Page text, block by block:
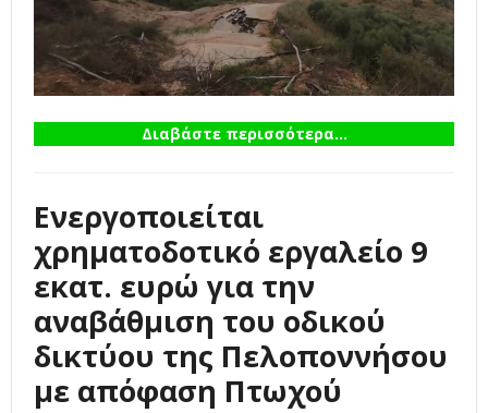
Διαβάστε περισσότερα...
Ενεργοποιείται
χρηματοδοτικό εργαλείο 9
εκατ. ευρώ για την
αναβάθμιση του οδικού
δικτύου της Πελοποννήσου
με απόφαση Πτωχού